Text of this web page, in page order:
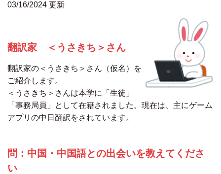
03/16/2024 更新
翻訳家 ＜うさきち＞さん
翻訳家の＜うさきち＞さん（仮名）を
ご紹介します。
＜うさきち＞さんは本学に「生徒」
「事務局員」として在籍されました。現在は、主にゲーム
アプリの中日翻訳をされています。
問：中国・中国語との出会いを教えてくださ
い